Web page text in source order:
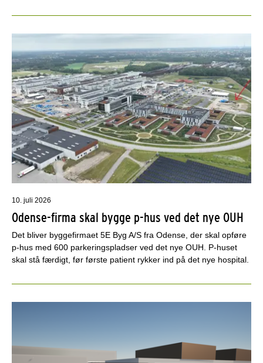
10. juli 2026
Odense-firma skal bygge p-hus ved det nye OUH
Det bliver byggefirmaet 5E Byg A/S fra Odense, der skal opføre
p-hus med 600 parkeringspladser ved det nye OUH. P-huset
skal stå færdigt, før første patient rykker ind på det nye hospital.